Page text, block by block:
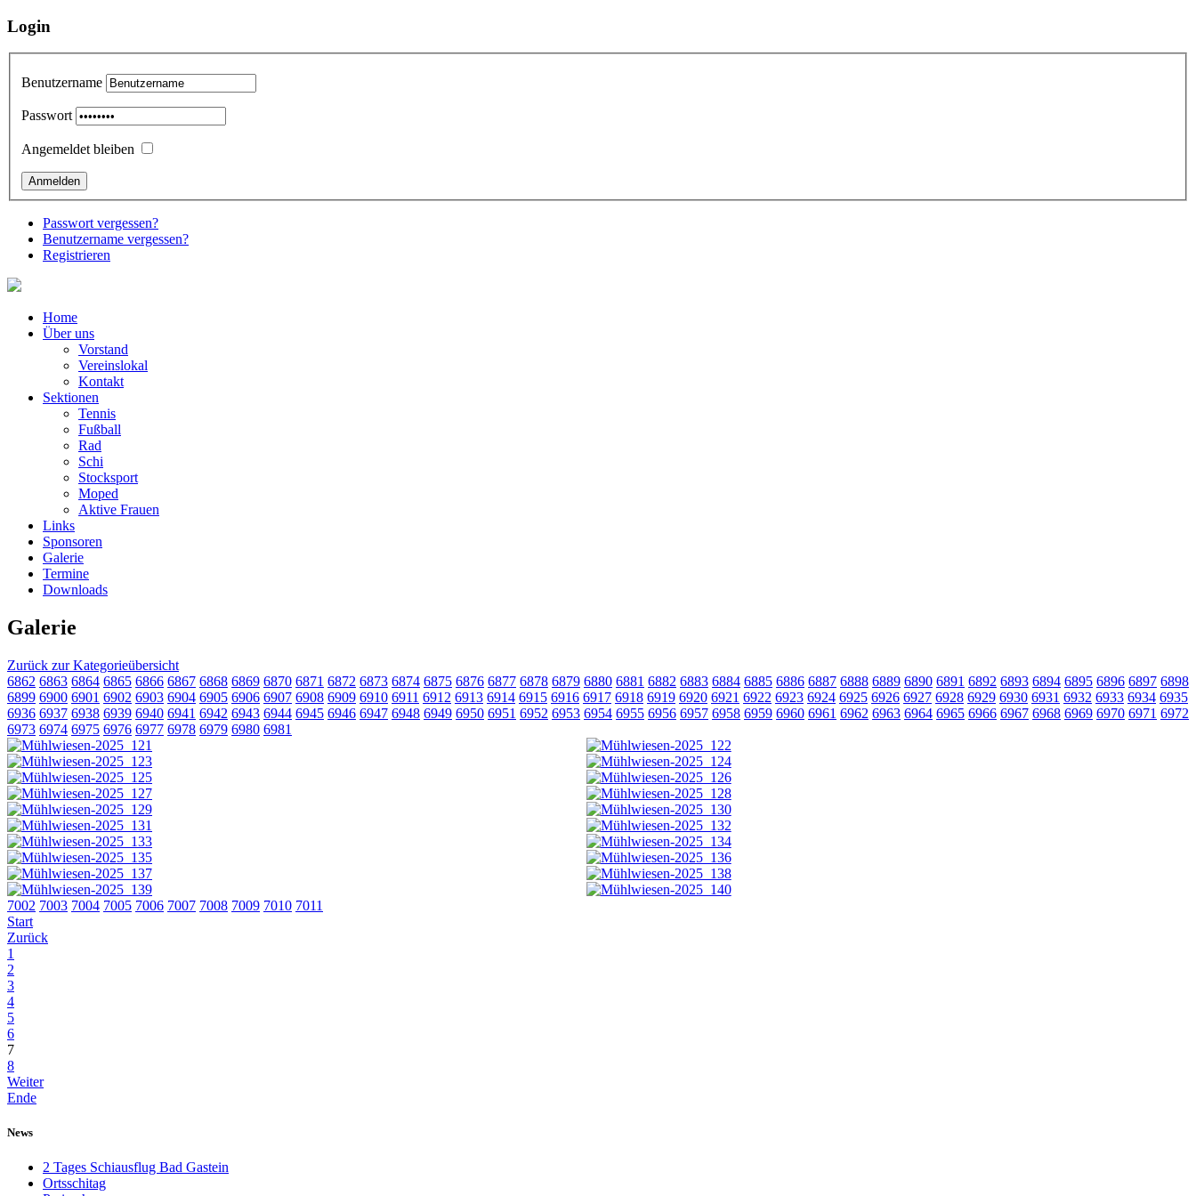
Login
Benutzername
Passwort
Angemeldet bleiben
Passwort vergessen?
Benutzername vergessen?
Registrieren
Home
Über uns
Vorstand
Vereinslokal
Kontakt
Sektionen
Tennis
Fußball
Rad
Schi
Stocksport
Moped
Aktive Frauen
Links
Sponsoren
Galerie
Termine
Downloads
Galerie
Zurück zur Kategorieübersicht
6862 6863 6864 6865 6866 6867 6868 6869 6870 6871 6872 6873 6874 6875 6876 6877 6878 6879 6880 6881 6882 6883 6884 6885 6886 6887 6888 6889 6890 6891 6892 6893 6894 6895 6896 6897 6898
6899 6900 6901 6902 6903 6904 6905 6906 6907 6908 6909 6910 6911 6912 6913 6914 6915 6916 6917 6918 6919 6920 6921 6922 6923 6924 6925 6926 6927 6928 6929 6930 6931 6932 6933 6934 6935
6936 6937 6938 6939 6940 6941 6942 6943 6944 6945 6946 6947 6948 6949 6950 6951 6952 6953 6954 6955 6956 6957 6958 6959 6960 6961 6962 6963 6964 6965 6966 6967 6968 6969 6970 6971 6972
6973 6974 6975 6976 6977 6978 6979 6980 6981
7002 7003 7004 7005 7006 7007 7008 7009 7010 7011
Start
Zurück
1
2
3
4
5
6
7
8
Weiter
Ende
News
2 Tages Schiausflug Bad Gastein
Ortsschitag